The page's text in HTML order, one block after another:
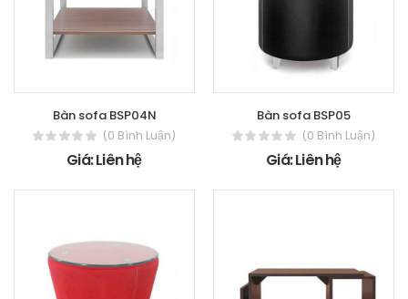
Bàn sofa BSP04N
(0 Bình Luận)
Giá: Liên hệ
Bàn sofa BSP05
(0 Bình Luận)
Giá: Liên hệ